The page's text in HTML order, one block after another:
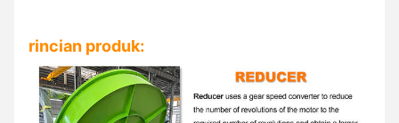
rincian produk: